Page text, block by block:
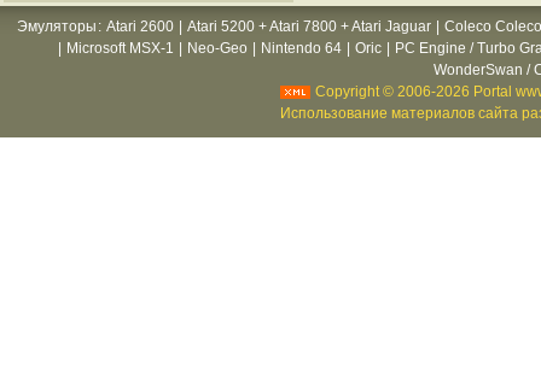
Эмуляторы : Atari 2600 Atari 5200 + Atari 7800 + Atari Jaguar
Coleco
Microsoft MSX-1 Neo-Geo Nintendo 64 Oric
PC Engine / Turbo
WonderSwan /
Copyright © 2006-2026 Portal
Использование материалов сайта